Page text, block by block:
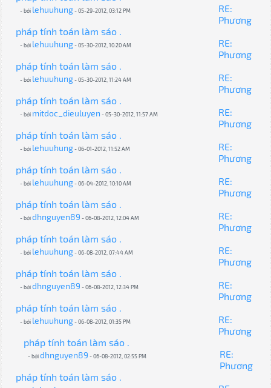
- bởi lehuuhung- 05-29-2012, 03:12 PM
RE:
Phương
pháp tính toán làm sáo .
- bởi lehuuhung- 05-30-2012, 10:20 AM
RE:
Phương
pháp tính toán làm sáo .
- bởi lehuuhung- 05-30-2012, 11:24 AM
RE:
Phương
pháp tính toán làm sáo .
- bởi mitdoc_dieuluyen - 05-30-2012, 11:57 AM
RE:
Phương
pháp tính toán làm sáo .
- bởi lehuuhung- 06-01-2012, 11:52 AM
RE:
Phương
pháp tính toán làm sáo .
- bởi lehuuhung- 06-04-2012, 10:10 AM
RE:
Phương
pháp tính toán làm sáo .
- bởidhnguyen89 - 06-08-2012, 12:04 AM
RE:
Phương
pháp tính toán làm sáo .
- bởi lehuuhung- 06-08-2012, 07:44 AM
RE:
Phương
pháp tính toán làm sáo .
- bởidhnguyen89 - 06-08-2012, 12:34 PM
RE:
Phương
pháp tính toán làm sáo .
- bởi lehuuhung- 06-08-2012, 01:35 PM
RE:
Phương
pháp tính toán làm sáo .
- bởidhnguyen89 - 06-08-2012, 02:55 PM
RE:
Phương
pháp tính toán làm sáo .